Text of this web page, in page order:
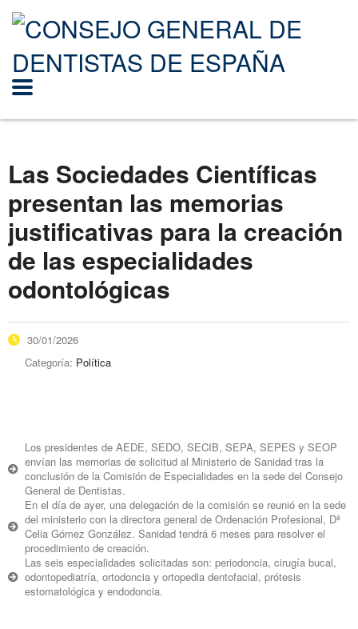
Las Sociedades Científicas
presentan las memorias
justificativas para la creación
de las especialidades
odontológicas
30/01/2026
Categoría: Política
Los presidentes de AEDE, SEDO, SECIB, SEPA, SEPES y SEOP
envían las memorias de solicitud al Ministerio de Sanidad tras la
conclusión de la Comisión de Especialidades en la sede del Consejo
General de Dentistas.
En el día de ayer, una delegación de la comisión se reunió en la sede
del ministerio con la directora general de Ordenación Profesional, Dª
Celia Gómez González. Sanidad tendrá 6 meses para resolver el
procedimiento de creación.
Las seis especialidades solicitadas son: periodoncia, cirugía bucal,
odontopediatría, ortodoncia y ortopedia dentofacial, prótesis
estomatológica y endodoncia.